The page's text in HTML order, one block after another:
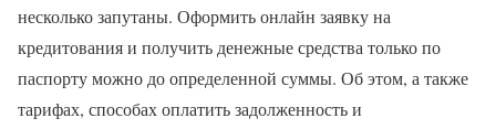
несколько запутаны. Оформить онлайн заявку на
кредитования и получить денежные средства только по
паспорту можно до определенной суммы. Об этом, а также
тарифах, способах оплатить задолженность и